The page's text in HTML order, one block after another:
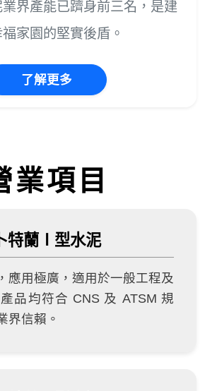
界產能已躋身前三名，是建
家園的堅實後盾。
了解更多
業項目
卜特蘭Ⅰ型水泥
應用極廣，適用於一般工程及
品均符合 CNS 及 ATSM 規
界信賴。